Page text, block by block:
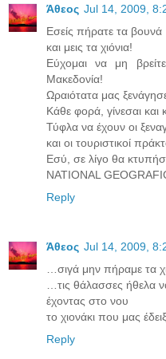
Άθεος Jul 14, 2009,
Εσείς πήρατε τα βουνά
και μεις τα χιόνια!
Εύχομαι να μη
Μακεδονία!
Ωραιότατα μας
Κάθε φορά, γίνεσαι και
Τύφλα να έχουν οι
και οι τουριστικοί
Εσύ, σε λίγο θα
NATIONAL
Reply
Άθεος Jul 14, 2009,
…σιγά μην πήραμε τα
…τις θάλασσες ήθελα
έχοντας στο νου
το χιονάκι που μας
Reply